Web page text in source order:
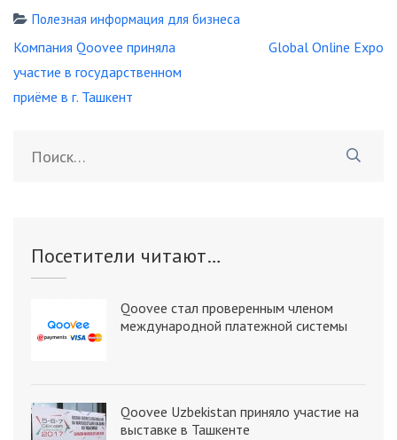
Полезная информация для бизнеса
Навигация
по
записям
Компания Qoovee приняла
участие в государственном
приёме в г. Ташкент
Global Online Expo
Посетители читают…
Qoovee стал проверенным членом
международной платежной системы
Qoovee Uzbekistan приняло участие на
выставке в Ташкенте